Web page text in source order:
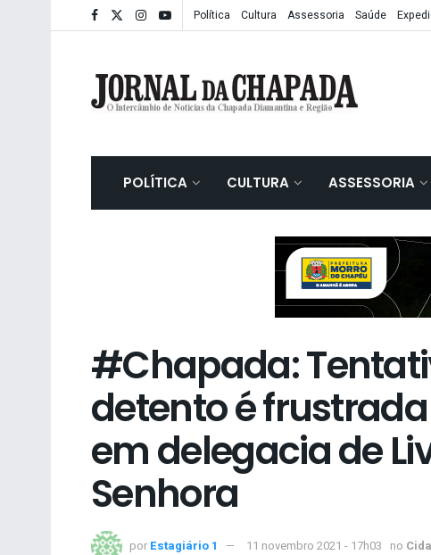
Política Cultura Assessoria Saúde
POLÍTICA CULTURA ASSESSORIA
#Chapada:
detento é
em delegacia de
Senhora
por Estagiário 1 11 novembro 2021 - 17h03 no